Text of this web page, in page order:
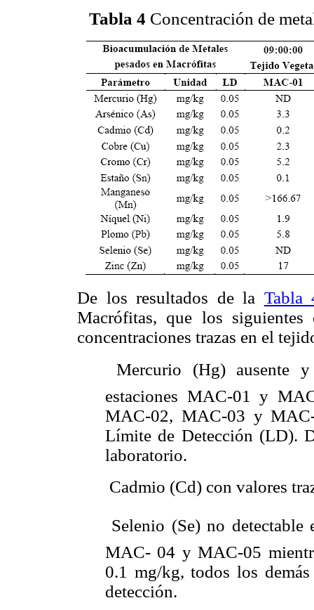
Tabla 4 Concentración de
De los resultados de la Tabla
Macrófitas, que los siguientes
concentraciones trazas en el
 Mercurio (Hg)
estaciones MAC-01 y
MAC-02, MAC-03 y
Límite de Detección (LD).
laboratorio.
 Cadmio (Cd) con valores
 Selenio (Se) no
MAC- 04 y MAC-05
0.1 mg/kg, todos los
detección.